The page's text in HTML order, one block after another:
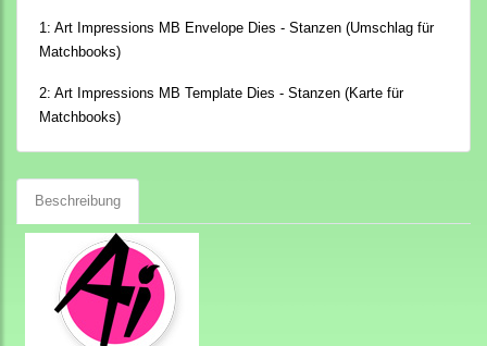
1: Art Impressions MB Envelope Dies - Stanzen (Umschlag für
Matchbooks)
2: Art Impressions MB Template Dies - Stanzen (Karte für
Matchbooks)
Beschreibung